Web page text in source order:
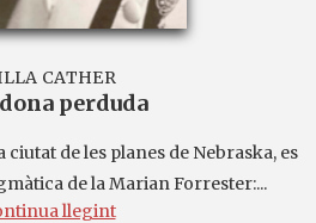
CATHER
perduda
ciutat de les planes de Nebraska, es
de la Marian Forrester:...
llegint